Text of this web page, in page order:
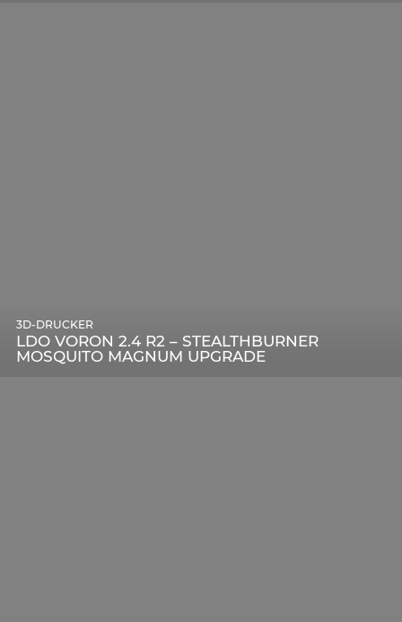
LDO VORON 2.4 R2 – STEALTHBURNER
MOSQUITO MAGNUM UPGRADE
3D-DRUCKER